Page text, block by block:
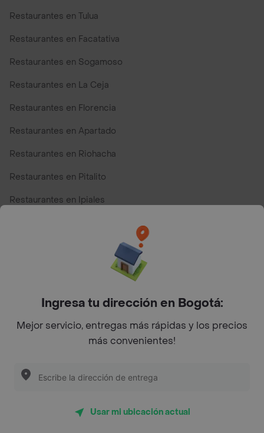
Restaurantes en Tulua
Restaurantes en Facatativa
Restaurantes en Sogamoso
Restaurantes en La Ceja
Restaurantes en Florencia
Restaurantes en Apartado
Restaurantes en Riohacha
Restaurantes en Pitalito
Restaurantes en Ipiales
Top Marcas y Cadenas de Restaurantes
Encuéntranos en estos países
App Store Google play
Restaurantes cerca de mi para pedir Comida a Domicilio -
Ingresa tu dirección en Bogotá:
Mejor servicio, entregas más rápidas y los precios
más convenientes!
Usar mi ubicación actual